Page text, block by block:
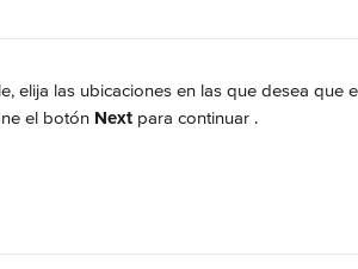
elija las ubicaciones en las que desea que
el botón Next para continuar .